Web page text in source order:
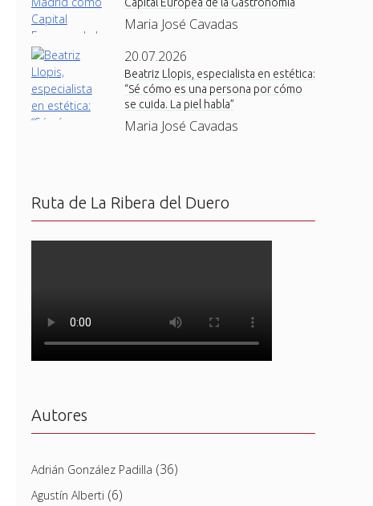
Maria José Cavadas
20.07.2026
Beatriz Llopis, especialista en estética:
“Sé cómo es una persona por cómo
se cuida. La piel habla”
Maria José Cavadas
Ruta de La Ribera del Duero
Autores
Adrián González Padilla (36)
Agustín Alberti (6)